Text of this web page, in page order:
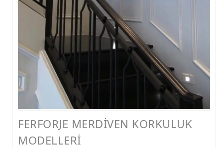
METAL SEHPA VE DRESUAR MODELLERİ
FERFORJE MERDİVEN KORKULUK
MODELLERİ